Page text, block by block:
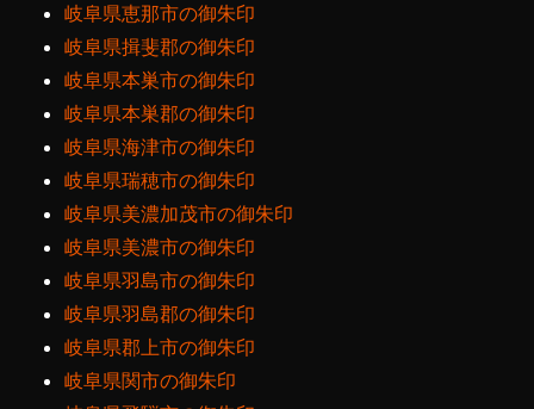
岐阜県恵那市の御朱印
岐阜県揖斐郡の御朱印
岐阜県本巣市の御朱印
岐阜県本巣郡の御朱印
岐阜県海津市の御朱印
岐阜県瑞穂市の御朱印
岐阜県美濃加茂市の御朱印
岐阜県美濃市の御朱印
岐阜県羽島市の御朱印
岐阜県羽島郡の御朱印
岐阜県郡上市の御朱印
岐阜県関市の御朱印